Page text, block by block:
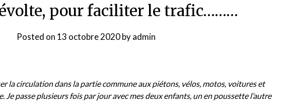
pour faciliter le trafic………
Posted on 13 octobre 2020byadmin
la circulation dans la partie commune aux piétons, vélos, motos, voitures et
Je passe plusieurs fois par jour avec mes deux enfants, un en poussette l’autre